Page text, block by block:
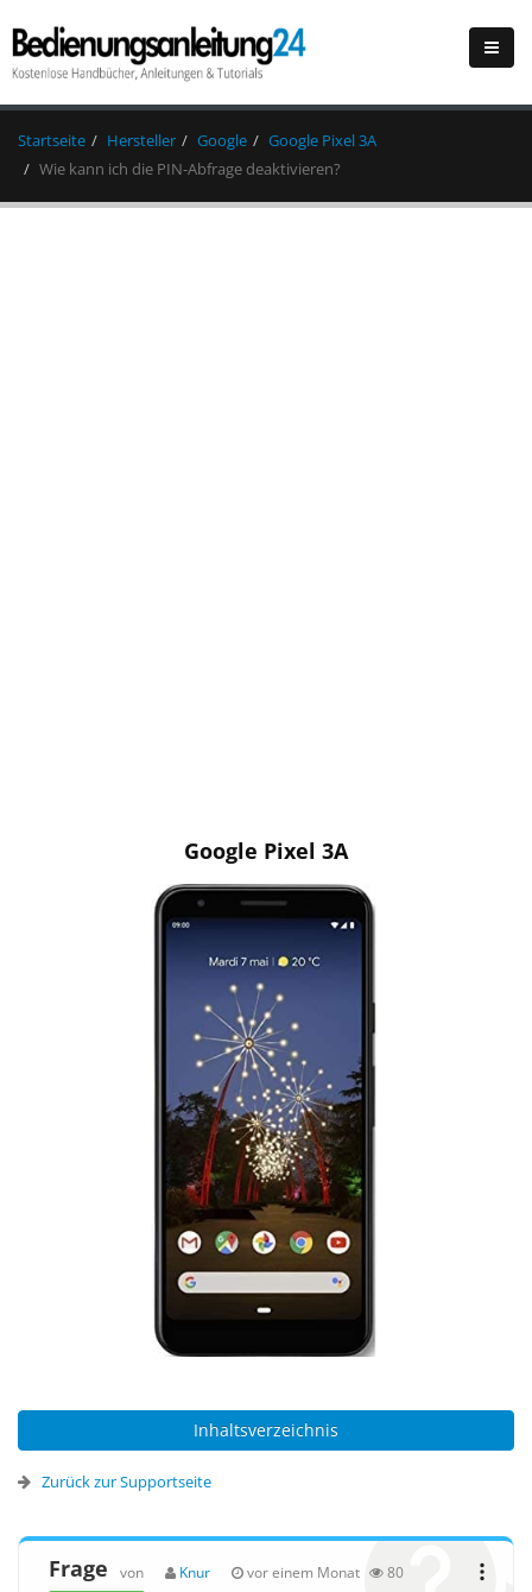
Startseite Hersteller Google
Google Pixel 3A
Wie kann ich die PIN-Abfrage deaktivieren?
Google Pixel 3A
Inhaltsverzeichnis
Zurück zur Supportseite
Frage von Knur vor einem Monat 80